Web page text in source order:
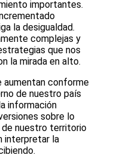
importantes.
la desigualdad.
complejas y
que nos
la mirada en alto.
aumentan conforme
de nuestro país
información
sobre lo
nuestro territorio
interpretar la